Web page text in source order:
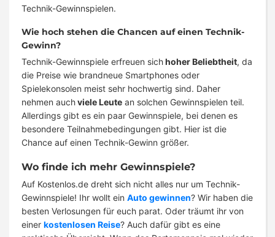
Technik-Gewinnspielen.
Wie hoch stehen die Chancen auf einen Technik-
Gewinn?
Technik-Gewinnspiele erfreuen sichhoher Beliebtheit, da
die Preise wie brandneue Smartphones oder
Spielekonsolen meist sehr hochwertig sind. Daher
nehmen auchviele Leute an solchen Gewinnspielen teil.
Allerdings gibt es ein paar Gewinnspiele, bei denen es
besondere Teilnahmebedingungen gibt. Hier ist die
Chance auf einen Technik-Gewinn größer.
Wo finde ich mehr Gewinnspiele?
Auf Kostenlos.de dreht sich nicht alles nur um Technik-
Gewinnspiele! Ihr wollt ein Auto gewinnen? Wir haben die
besten Verlosungen für euch parat. Oder träumt ihr von
einer kostenlosen Reise? Auch dafür gibt es eine